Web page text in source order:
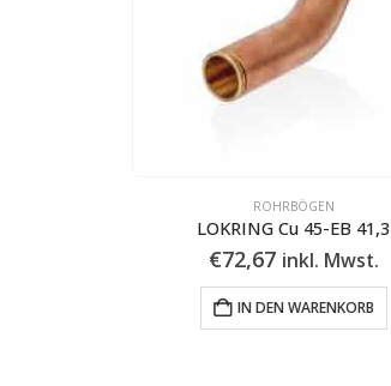
ROHRBÖGEN
LOKRING Cu 45-EB 41,3
€72,67 inkl. Mwst.
IN DEN WARENKORB